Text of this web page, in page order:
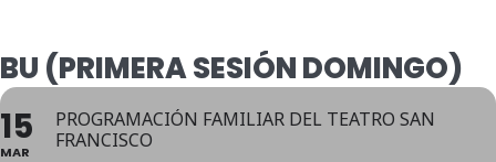
BU (PRIMERA SESIÓN DOMINGO)
15
MAR
PROGRAMACIÓN FAMILIAR DEL TEATRO SAN
FRANCISCO